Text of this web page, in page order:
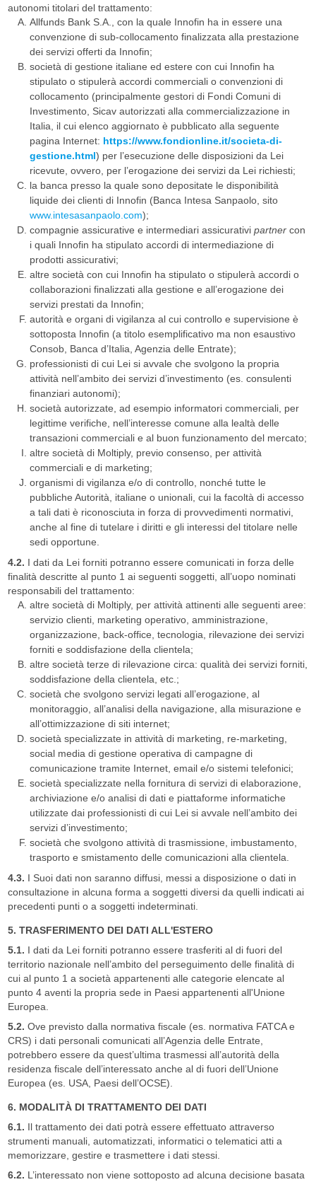
autonomi titolari del trattamento:
Allfunds Bank S.A., con la quale Innofin ha in essere una
convenzione di sub-collocamento finalizzata alla prestazione
dei servizi offerti da Innofin;
società di gestione italiane ed estere con cui Innofin ha
stipulato o stipulerà accordi commerciali o convenzioni di
collocamento (principalmente gestori di Fondi Comuni di
Investimento, Sicav autorizzati alla commercializzazione in
Italia, il cui elenco aggiornato è pubblicato alla seguente
pagina Internet: https://www.fondionline.it/societa-di-
gestione.html) per l’esecuzione delle disposizioni da Lei
ricevute, ovvero, per l’erogazione dei servizi da Lei richiesti;
la banca presso la quale sono depositate le disponibilità
liquide dei clienti di Innofin (Banca Intesa Sanpaolo, sito
www.intesasanpaolo.com);
compagnie assicurative e intermediari assicurativipartner con
i quali Innofin ha stipulato accordi di intermediazione di
prodotti assicurativi;
altre società con cui Innofin ha stipulato o stipulerà accordi o
collaborazioni finalizzati alla gestione e all’erogazione dei
servizi prestati da Innofin;
autorità e organi di vigilanza al cui controllo e supervisione è
sottoposta Innofin (a titolo esemplificativo ma non esaustivo
Consob, Banca d’Italia, Agenzia delle Entrate);
professionisti di cui Lei si avvale che svolgono la propria
attività nell’ambito dei servizi d’investimento (es. consulenti
finanziari autonomi);
società autorizzate, ad esempio informatori commerciali, per
legittime verifiche, nell’interesse comune alla lealtà delle
transazioni commerciali e al buon funzionamento del mercato;
altre società di Moltiply, previo consenso, per attività
commerciali e di marketing;
organismi di vigilanza e/o di controllo, nonché tutte le
pubbliche Autorità, italiane o unionali, cui la facoltà di accesso
a tali dati è riconosciuta in forza di provvedimenti normativi,
anche al fine di tutelare i diritti e gli interessi del titolare nelle
sedi opportune.
4.2. I dati da Lei forniti potranno essere comunicati in forza delle
finalità descritte al punto 1 ai seguenti soggetti, all’uopo nominati
responsabili del trattamento:
altre società di Moltiply, per attività attinenti alle seguenti aree:
servizio clienti, marketing operativo, amministrazione,
organizzazione, back-office, tecnologia, rilevazione dei servizi
forniti e soddisfazione della clientela;
altre società terze di rilevazione circa: qualità dei servizi forniti,
soddisfazione della clientela, etc.;
società che svolgono servizi legati all’erogazione, al
monitoraggio, all’analisi della navigazione, alla misurazione e
all’ottimizzazione di siti internet;
società specializzate in attività di marketing, re-marketing,
social media di gestione operativa di campagne di
comunicazione tramite Internet, email e/o sistemi telefonici;
società specializzate nella fornitura di servizi di elaborazione,
archiviazione e/o analisi di dati e piattaforme informatiche
utilizzate dai professionisti di cui Lei si avvale nell’ambito dei
servizi d’investimento;
società che svolgono attività di trasmissione, imbustamento,
trasporto e smistamento delle comunicazioni alla clientela.
4.3. I Suoi dati non saranno diffusi, messi a disposizione o dati in
consultazione in alcuna forma a soggetti diversi da quelli indicati ai
precedenti punti o a soggetti indeterminati.
5. TRASFERIMENTO DEI DATI ALL'ESTERO
5.1. I dati da Lei forniti potranno essere trasferiti al di fuori del
territorio nazionale nell’ambito del perseguimento delle finalità di
cui al punto 1 a società appartenenti alle categorie elencate al
punto 4 aventi la propria sede in Paesi appartenenti all'Unione
Europea.
5.2. Ove previsto dalla normativa fiscale (es. normativa FATCA e
CRS) i dati personali comunicati all’Agenzia delle Entrate,
potrebbero essere da quest’ultima trasmessi all’autorità della
residenza fiscale dell’interessato anche al di fuori dell’Unione
Europea (es. USA, Paesi dell’OCSE).
6. MODALITÀ DI TRATTAMENTO DEI DATI
6.1. Il trattamento dei dati potrà essere effettuato attraverso
strumenti manuali, automatizzati, informatici o telematici atti a
memorizzare, gestire e trasmettere i dati stessi.
6.2. L’interessato non viene sottoposto ad alcuna decisione basata